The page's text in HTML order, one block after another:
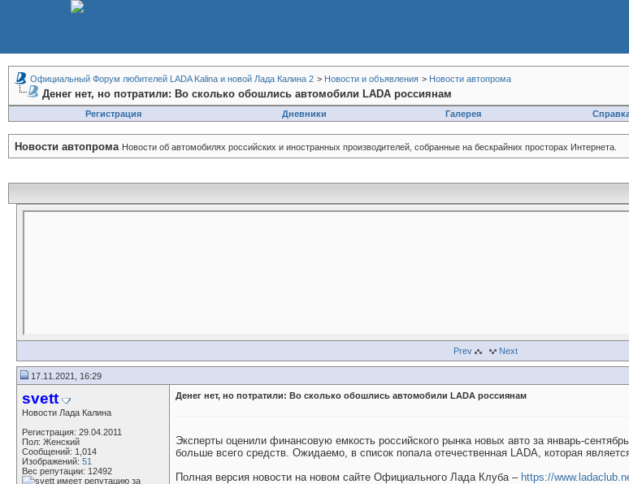
Официальный Форум любителей LADA Kalina и новой Лада Калина 2 > Новости и объявления > Новости автопрома
Денег нет, но потратили: Во сколько обошлись автомобили LADA россиянам
Регистрация
Дневники Галерея
Новости автопрома Новости об автомобилях российских и иностранных производителей, собранные на бескрайних просторах Интернета.
Prev Next
17.11.2021, 16:29
svett
Новости Лада Калина
Регистрация: 29.04.2011
Пол: Женский
Сообщений: 1,014
Изображений: 51
Вес репутации: 12492
Денег нет, но потратили: Во сколько обошлись автомобили LADA россиянам
Эксперты оценили финансовую емкость российского рынка новых авто за январь-
больше всего средств. Ожидаемо, в список попала отечественная LADA, которая
Полная версия новости на новом сайте Официального Лада Клуба – https://